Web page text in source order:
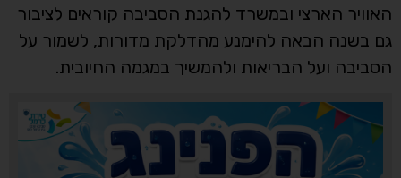
האוויר הארצי ובמשרד להגנת הסביבה קוראים לציבור
גם בשנה הבאה להימנע מהדלקת מדורות, לשמור על
הסביבה ועל הבריאות ולהמשיך במגמה החיובית.